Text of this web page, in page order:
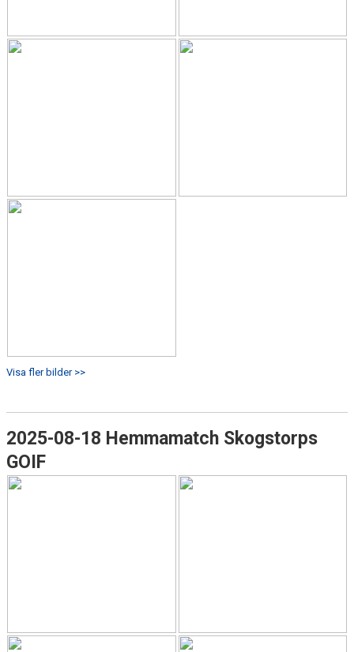
Visa fler bilder >>
2025-08-18 Hemmamatch Skogstorps
GOIF